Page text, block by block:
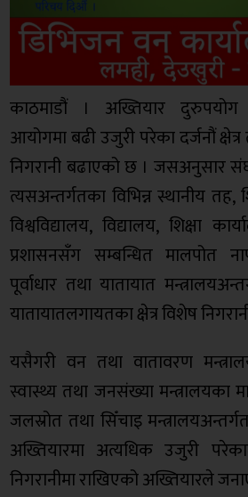
काठमाडौं । अख्तियार
आयोगमा बढी उजुरी परेका दर्जनौं
निगरानी बढाएको छ । जसअनुसार
त्यसअन्तर्गतका विभिन्न स्थानीय तह,
विश्वविद्यालय, विद्यालय, शिक्षा
प्रशासनसँग सम्बन्धित मालपोत
पूर्वाधार तथा यातायात
यातायातलगायतका क्षेत्र विशेष
यसैगरी वन तथा वातावरण
स्वास्थ्य तथा जनसंख्या मन्त्रालयका
जलस्रोत तथा सिँचाइ
अख्तियारमा अत्यधिक उजुरी
निगरानीमा राखिएको अख्तियारले